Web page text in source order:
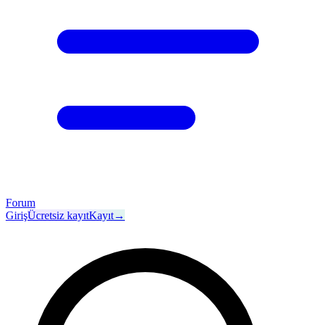
Forum
GirişÜcretsiz kayıtKayıt→